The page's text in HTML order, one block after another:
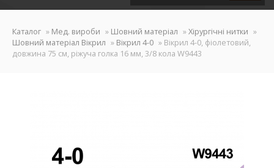
Каталог » Мед. вироби » Шовний матеріал »Хірургічні нитки »
Шовний матеріал Вікрил » Вікрил 4-0 » Вікрил 4-0, фіолетовий,
довжина 75 см, ріжуча голка 16 мм, 3/8 кола W9443